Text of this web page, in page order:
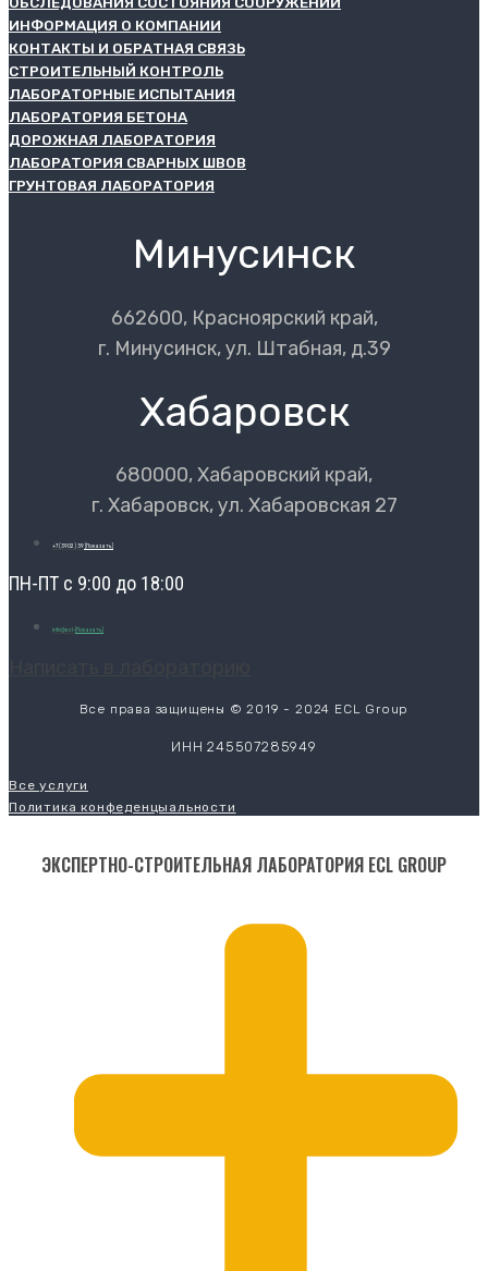
ИНФОРМАЦИЯ О КОМПАНИИ
КОНТАКТЫ И ОБРАТНАЯ СВЯЗЬ
СТРОИТЕЛЬНЫЙ КОНТРОЛЬ
ЛАБОРАТОРНЫЕ ИСПЫТАНИЯ
ЛАБОРАТОРИЯ БЕТОНА
ДОРОЖНАЯ ЛАБОРАТОРИЯ
ЛАБОРАТОРИЯ СВАРНЫХ ШВОВ
ГРУНТОВАЯ ЛАБОРАТОРИЯ
Минусинск
662600, Красноярский край,
г. Минусинск, ул. Штабная, д.39
Хабаровск
680000, Хабаровский край,
г. Хабаровск, ул. Хабаровская 27
+7 (3902) 39 [Показать]
ПН-ПТ с 9:00 до 18:00
info@ecl- [Показать]
Все права защищены © 2019 - 2024 ECL Group
ИНН 245507285949
Все услуги
Политика конфеденцыальности
ЭКСПЕРТНО-СТРОИТЕЛЬНАЯ ЛАБОРАТОРИЯ ECL GROUP